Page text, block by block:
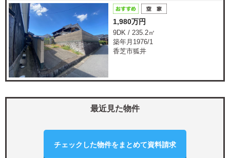
1,980万円
9DK / 235.2㎡
築年月1976/1
香芝市狐井
最近見た物件